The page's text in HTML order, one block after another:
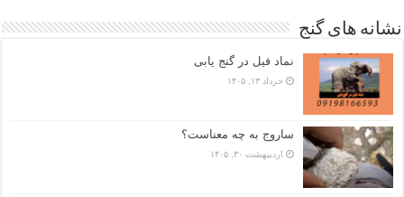
نشانه های گنج
نماد فیل در گنج یابی
خرداد ۱۳, ۱۴۰۵
ساروج به چه معناست؟
اردیبهشت ۳۰, ۱۴۰۵